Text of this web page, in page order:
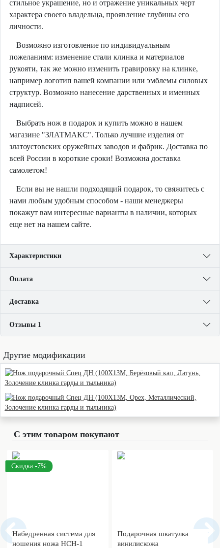
стильное украшение, но и отражение уникальных черт
характера своего владельца, проявление глубины его
личности.
Возможно изготовление по индивидуальным
пожеланиям: изменение стали клинка и материалов
рукояти, так же можно изменить гравировку на клинке,
например логотип вашей компании или эмблемы силовых
структур. Возможно нанесение дарственных и именных
надписей.
Выбрать нож в подарок и купить можно в нашем
магазине "ЗЛАТМАКС". Только лучшие изделия от
златоустовских оружейных заводов и фабрик. Доставка по
всей России в короткие сроки! Возможна доставка
самолетом!
Если вы не нашли подходящий подарок, то свяжитесь с
нами любым удобным способом - наши менеджеры
покажут вам интересные варианты в наличии, которых
еще нет на нашем сайте.
Характеристики
Оплата
Доставка
Отзывы 1
Другие модификации
С этим товаром покупают
Скидка -7%
Набедренная система для
ношения ножа НСН-1
Подарочная шкатулка
винилискожа